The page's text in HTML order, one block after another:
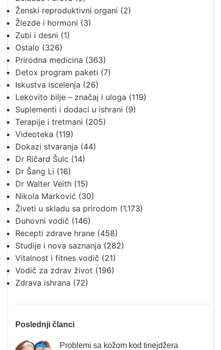
Ženski reproduktivni organi (2)
Žlezde i hormoni (3)
Zubi i desni (1)
Ostalo (326)
Prirodna medicina (363)
Detox program paketi (7)
Iskustva iscelenja (26)
Lekovito bilje – značaj i uloga (119)
Suplementi i dodaci u ishrani (9)
Terapije i tretmani (205)
Videoteka (119)
Dokazi stvaranja (44)
Dr Ričard Šulc (14)
Dr Šang Li (16)
Dr Walter Veith (15)
Nikola Marković (30)
Živeti u skladu sa prirodom (1.173)
Duhovni vodič (146)
Recepti zdrave hrane (458)
Studije i nova saznanja (282)
Vitalnost i fitnes vodič (21)
Vodič za zdrav život (196)
Zdrava ishrana (72)
Poslednji članci
Problemi sa kožom kod tinejdžera